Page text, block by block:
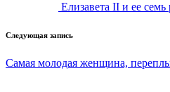
Елизавета II и ее семь
Следующая запись
Самая молодая женщина,